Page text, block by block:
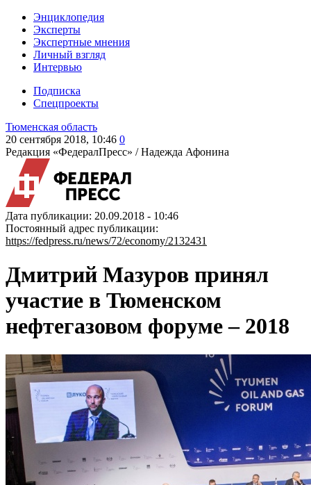
Энциклопедия
Эксперты
Экспертные мнения
Личный взгляд
Интервью
Подписка
Спецпроекты
Тюменская область
20 сентября 2018, 10:46 0
Редакция «ФедералПресс» /Надежда Афонина
Дата публикации: 20.09.2018 - 10:46
Постоянный адрес публикации:
https://fedpress.ru/news/72/economy/2132431
Дмитрий Мазуров принял
участие в Тюменском
нефтегазовом форуме – 2018